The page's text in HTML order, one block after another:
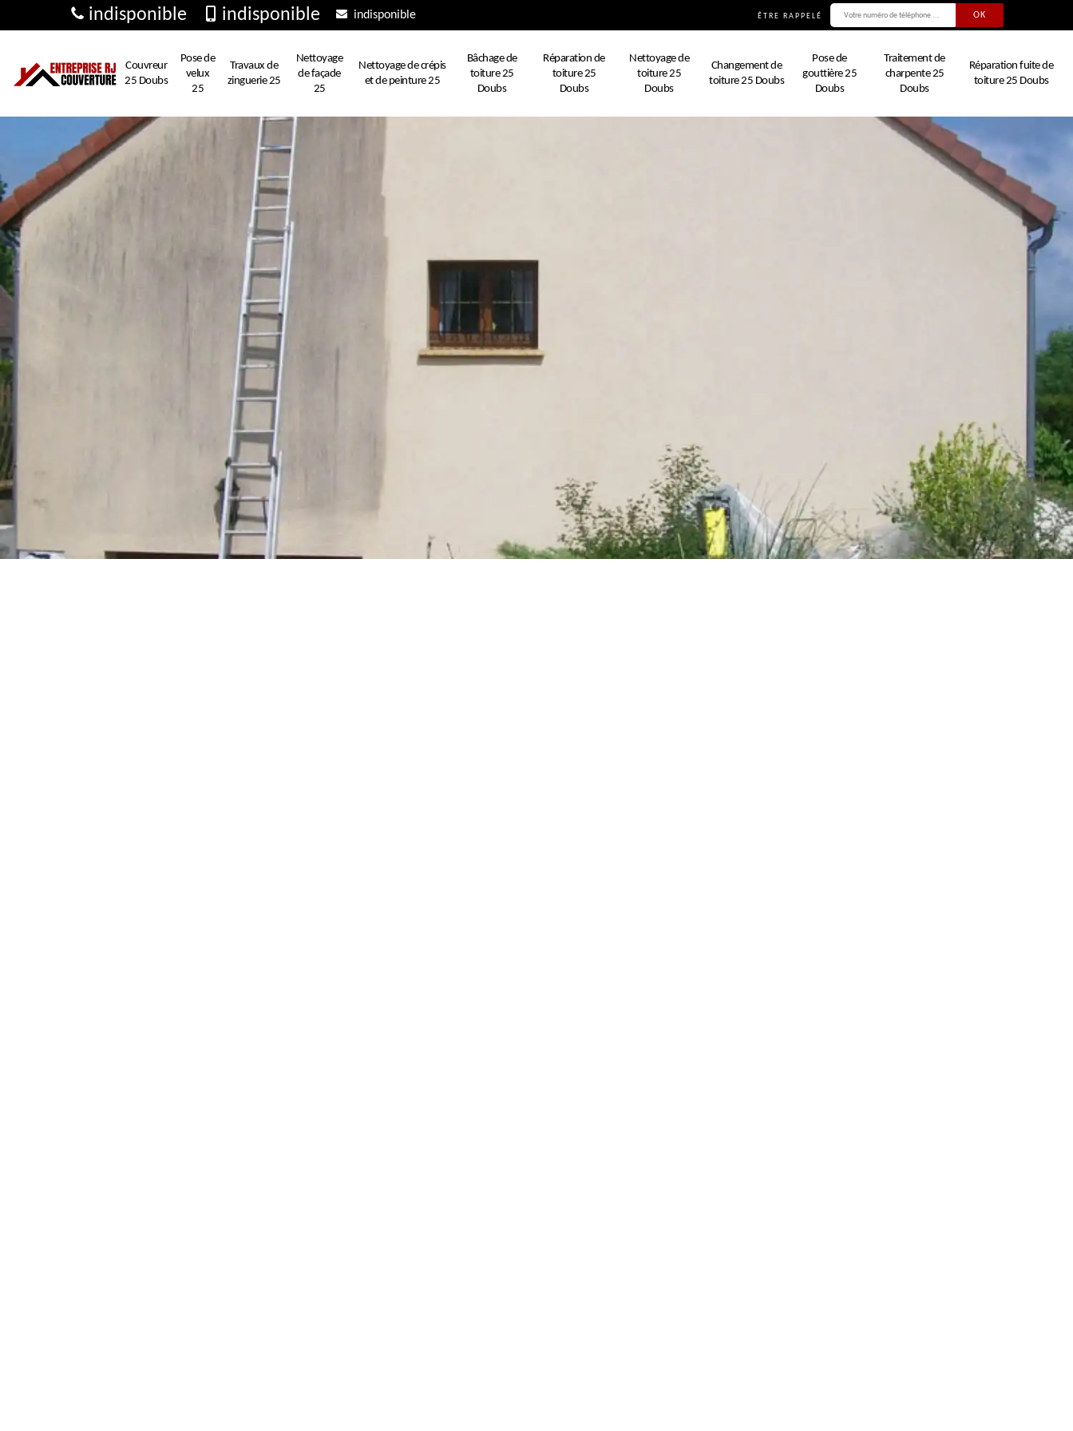
indisponible indisponible indisponible ÊTRE RAPPELÉ
Couvreur
25 Doubs
Pose de
velux
25
Travaux de
zinguerie 25
Nettoyage
de façade
25
Nettoyage de crépis
et de peinture 25
Bâchage de
toiture 25
Doubs
Réparation de
toiture 25
Doubs
Nettoyage de
toiture 25
Doubs
Changement de
toiture 25 Doubs
Pose de
gouttière 25
Doubs
Traitement de
charpente 25
Doubs
Réparation fuite de
toiture 25 Doubs